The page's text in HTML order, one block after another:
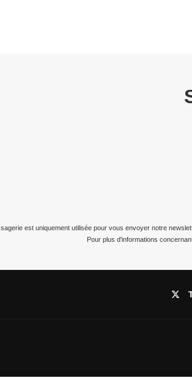
est uniquement utilisée pour vous envoyer notre
Pour plus d'informations